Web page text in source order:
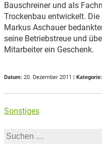
Bauschreiner und als
Trockenbau entwickelt. Die
Markus Aschauer
seine Betriebstreue und
Mitarbeiter ein Geschenk.
Datum: 20. Dezember 2011 | Kategorie:
Beitragsnavigation
Sonstiges
Suchen